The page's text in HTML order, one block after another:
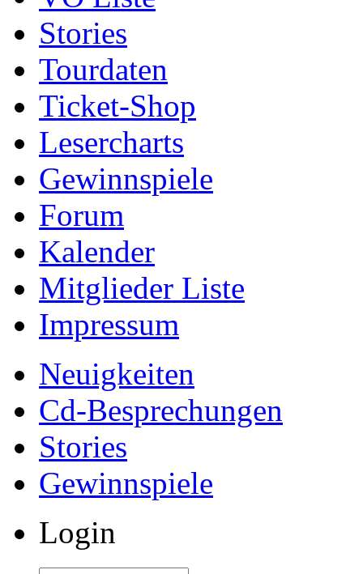
Stories
Tourdaten
Ticket-Shop
Lesercharts
Gewinnspiele
Forum
Kalender
Mitglieder Liste
Impressum
Neuigkeiten
Cd-Besprechungen
Stories
Gewinnspiele
Login